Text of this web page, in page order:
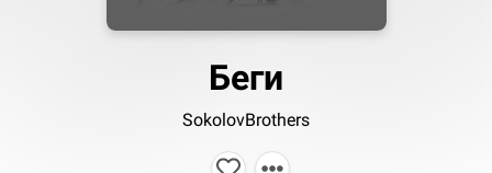
Беги
SokolovBrothers